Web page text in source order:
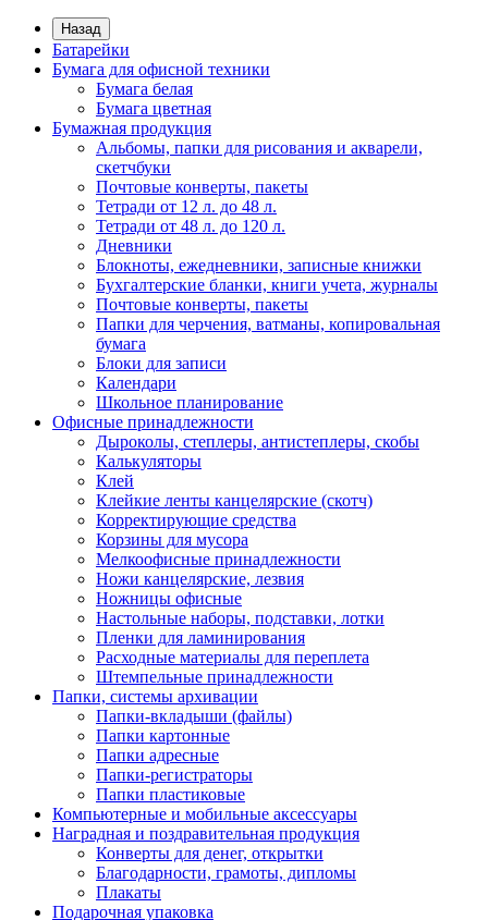
Назад
Батарейки
Бумага для офисной техники
Бумага белая
Бумага цветная
Бумажная продукция
Альбомы, папки для рисования и акварели,
скетчбуки
Почтовые конверты, пакеты
Тетради от 12 л. до 48 л.
Тетради от 48 л. до 120 л.
Дневники
Блокноты, ежедневники, записные книжки
Бухгалтерские бланки, книги учета, журналы
Почтовые конверты, пакеты
Папки для черчения, ватманы, копировальная
бумага
Блоки для записи
Календари
Школьное планирование
Офисные принадлежности
Дыроколы, степлеры, антистеплеры, скобы
Калькуляторы
Клей
Клейкие ленты канцелярские (скотч)
Корректирующие средства
Корзины для мусора
Мелкоофисные принадлежности
Ножи канцелярские, лезвия
Ножницы офисные
Настольные наборы, подставки, лотки
Пленки для ламинирования
Расходные материалы для переплета
Штемпельные принадлежности
Папки, системы архивации
Папки-вкладыши (файлы)
Папки картонные
Папки адресные
Папки-регистраторы
Папки пластиковые
Компьютерные и мобильные аксессуары
Наградная и поздравительная продукция
Конверты для денег, открытки
Благодарности, грамоты, дипломы
Плакаты
Подарочная упаковка